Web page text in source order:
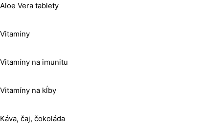
Aloe Vera tablety
Vitamíny
Vitamíny na imunitu
Vitamíny na kĺby
Káva, čaj, čokoláda